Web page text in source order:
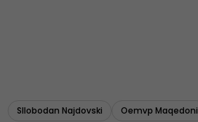
Sllobodan Najdovski Oemvp Maqedoni